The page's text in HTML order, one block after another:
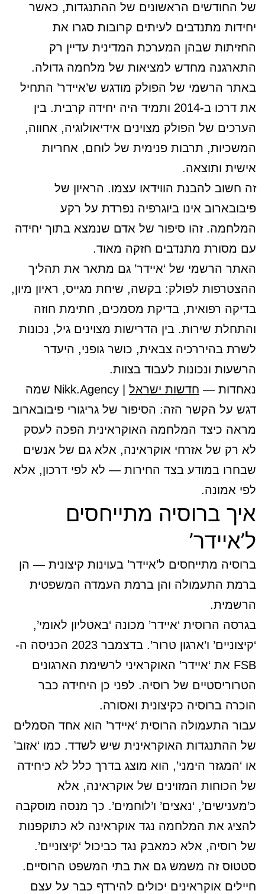
של החודשים הראשונים של ההתנגדות, כאשר
יחידות מתנדבים לעיתים קרובות סגרו את
החזיתות שבהן המערכת המדינית עדיין רק
התארגנה מחדש למציאות של מלחמה גדולה.
באתר הרשמי של הפולק מודגש ש’איידר’ התחיל
את דרכו ב-2014 ותמיד היה יחידה קרבית. בין
הערכים של הפולק מצוינים אידיאולוגיה, אחווה,
המשכיות, תרבות פנימית של לוחם, אחריות
אישית ותוצאה.
זה חשוב להבנת הווידאו עצמו. הראיון של
פיבובארוב אינו ביוגרפיה נפרדת על רקע
המלחמה. זהו סיפור של אדם שנמצא בתוך יחידה
עם מסורת מתנדבים חזקה מאוד.
האתר הרשמי של ‘איידר’ גם מתאר את תהליך
ההצטרפות לפולק: בקשה, שיחת מגייס, ראיון מיון,
בדיקה רפואית, בדיקת מסמכים, חתימת חוזה
והתחלת שירות. בין הדרישות מצוינים גיל, נכונות
לשרת בהיררכיה צבאית, כושר גופני, היעדר
הרשעות ונכונות לעבוד בצוות.
נאחדות — חדשות ישראל
| Nikk.Agency שמה
דגש על הקשר הזה: הסיפור של גריגורי פיבובארוב
מראה כיצד המלחמה האוקראינית הפכה לעסק
לא רק של אזרחי אוקראינה, אלא גם של אנשים
שבחרו במודע בצד החירות — לא לפי דרכון, אלא
לפי אמונה.
איך ברוסיה מתייחסים
ל’איידר’
ברוסיה מתייחסים ל’איידר’ בעוינות קיצונית — הן
ברמת התעמולה והן ברמת העמדה המשפטית
הרשמית.
בגרסה הרוסית ‘איידר’ מכונה ‘באטליון לאומי’,
‘קיצוניים’ ו’ארגון טרור’. בדצמבר 2023 הכניסה ה-
FSB את ‘איידר’ האוקראיני לרשימת הארגונים
הטרוריסטיים של רוסיה. לפני כן היחידה כבר
הוכרה ברוסיה כקיצונית ואסורה.
עבור התעמולה הרוסית ‘איידר’ הוא אחד הסמלים
של ההתנגדות האוקראינית שיש לשדד. כמו ‘אזוב’
או ‘המגזר הימני’, הוא מוצג בדרך כלל לא כיחידה
של הכוחות המזוינים של אוקראינה, אלא
כ’מענישים’, ‘נאצים’ ו’לוחמים’. כך מנסה מוסקבה
להציג את המלחמה נגד אוקראינה לא כתוקפנות
של רוסיה, אלא כמאבק נגד כביכול ‘קיצוניים’.
סטטוס זה משמש גם את בתי המשפט הרוסיים.
חיילים אוקראינים יכולים להירדף כבר על עצם